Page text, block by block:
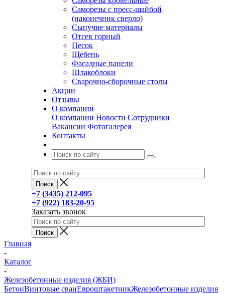
Саморезы с пресс-шайбой
(наконечник сверло)
Сыпучие материалы
Отсев горный
Песок
Щебень
Фасадные панели
Шлакоблоки
Сварочно-сборочные столы
Акции
Отзывы
О компании
О компании Новости Сотрудники
Вакансии Фотогалерея
Контакты
+7 (3435) 212-095
+7 (922) 183-20-95
Заказать звонок
Главная
-
Каталог
-
Железобетонные изделия (ЖБИ)
БетонВинтовые сваиЕвроштакетникЖелезобетонные изделия